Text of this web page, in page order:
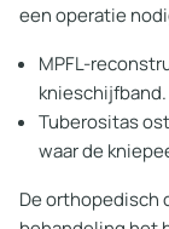
een operatie
MPFL-
knieschijfband.
Tuberositas
waar de
De orthopedisch